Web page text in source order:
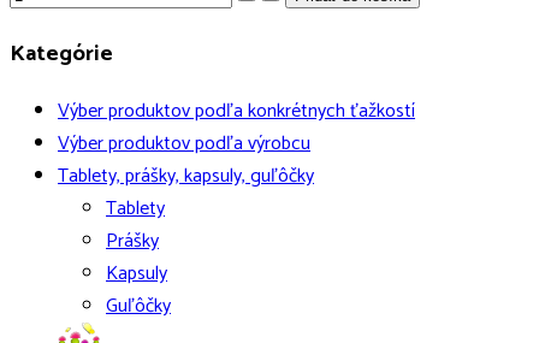
Kategórie
Výber produktov podľa konkrétnych ťažkostí
Výber produktov podľa výrobcu
Tablety, prášky, kapsuly, guľôčky
Tablety
Prášky
Kapsuly
Guľôčky